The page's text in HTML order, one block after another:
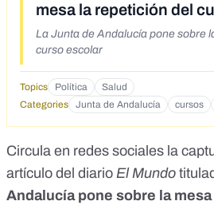
mesa la repetición del
La Junta de Andalucía pone sobre
curso escolar
Topics Política Salud
Categories
Junta de Andalucía cursos
Circula en redes sociales la
artículo del diario El Mundo
Andalucía pone sobre la